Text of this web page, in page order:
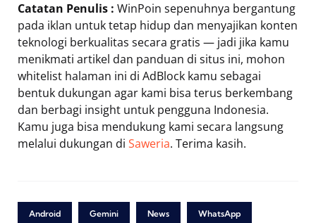
Catatan Penulis : WinPoin sepenuhnya bergantung
pada iklan untuk tetap hidup dan menyajikan konten
teknologi berkualitas secara gratis — jadi jika kamu
menikmati artikel dan panduan di situs ini, mohon
whitelist halaman ini di AdBlock kamu sebagai
bentuk dukungan agar kami bisa terus berkembang
dan berbagi insight untuk pengguna Indonesia.
Kamu juga bisa mendukung kami secara langsung
melalui dukungan di Saweria. Terima kasih.
Android Gemini News WhatsApp